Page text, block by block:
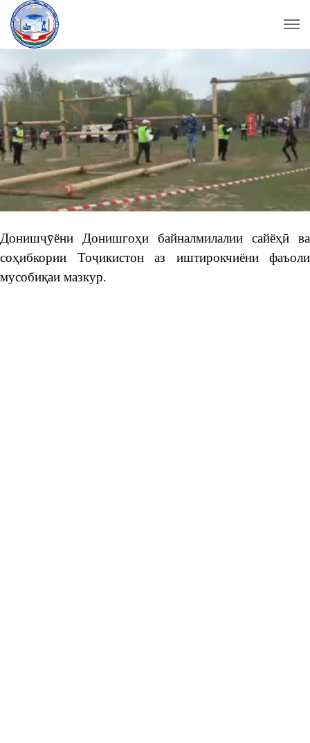
Донишҷӯёни Донишгоҳи байналмилалии сайёҳӣ ва
соҳибкории Тоҷикистон аз иштирокчиёни фаъоли
мусобиқаи мазкур.